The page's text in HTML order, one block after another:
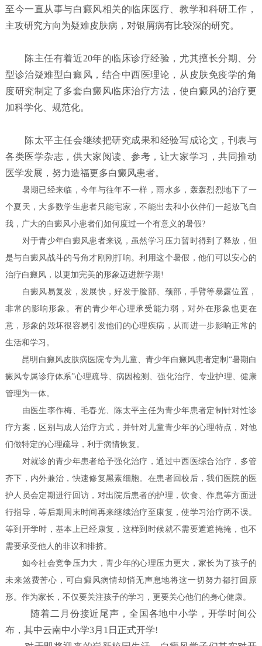
至今一直从事与白癜风相关的临床医疗、教学和科研工作，
主攻研究方向为疑难皮肤病，对银屑病有比较深的研究。
陈主任有着近20年的临床诊疗经验，尤其擅长分期、分
型诊治疑难型白癜风，结合中西医理论，从皮肤免疫学的角
度研究制定了多套白癜风临床治疗方法，使白癜风的治疗更
加科学化、规范化。
陈太平主任会继续把研究成果和经验写成论文，刊表与
各类医学杂志，供大家阅读、参考，让大家学习，共同推动
医学发展，努力造福更多白癜风患者。
暑期已经来临，今年与往年不一样，雨水多，轰轰烈烈地下了一
个夏天，大多数学生患者只能宅家，不能出去和小伙伴们一起放飞自
我，广大的白癜风小患者们如何度过一个有意义的暑假?
对于青少年白癜风患者来说，虽然学习压力暂时得到了释放，但
是与白癜风战斗的号角才刚刚打响。利用这个暑假，他们可以安心的
治疗白癜风，以更加完美的形象迈进新学期!
白癜风易复发，发展快，好发于脸部、颈部，手臂等暴露位置，
非常的影响形象。有的青少年心理承受能力弱，对外在形象也更在
意，形象的毁坏很容易引发他们的心理疾病，从而进一步影响正常的
生活和学习。
昆明白癜风皮肤病医院专为儿童、青少年白癜风患者定制“暑期白
癜风专属诊疗体系”心理疏导、病因检测、强化治疗、专业护理、健康
管理为一体。
由医生李作梅、毛春光、陈太平主任为青少年患者定制针对性诊
疗方案，区别与成人治疗方式，并针对儿童青少年的心理特点，对他
们做特定的心理疏导，利于病情恢复。
对就诊的青少年患者给予强化治疗，通过中西医综合治疗，多管
齐下，内外兼治，快速修复黑素细胞。 在患者回校后，我们医院的医
护人员会定期进行回访，对出院后患者的护理，饮食、作息等方面进
行指导，等后期周末时间再来继续治疗至康复，使学习治疗两不误。
等到开学时，基本上已经康复，这样到时候就不需要遮遮掩掩，也不
需要承受他人的非议和排挤。
如今社会竞争压力大，青少年的心理压力更大，家长为了孩子的
未来煞费苦心，可白癜风病情却悄无声息地将这一切努力都打回原
形。作为家长，不仅要关注孩子的学习，更要关心他们的身心健康。
随着二月份接近尾声，全国各地中小学，开学时间公
布，其中云南中小学3月1日正式开学!